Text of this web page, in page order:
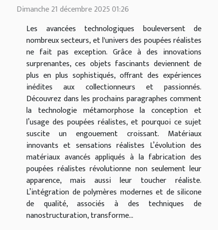
Dimanche 21 décembre 2025 01:26
Les avancées technologiques bouleversent de
nombreux secteurs, et l'univers des poupées réalistes
ne fait pas exception. Grâce à des innovations
surprenantes, ces objets fascinants deviennent de
plus en plus sophistiqués, offrant des expériences
inédites aux collectionneurs et passionnés.
Découvrez dans les prochains paragraphes comment
la technologie métamorphose la conception et
l’usage des poupées réalistes, et pourquoi ce sujet
suscite un engouement croissant. Matériaux
innovants et sensations réalistes L’évolution des
matériaux avancés appliqués à la fabrication des
poupées réalistes révolutionne non seulement leur
apparence, mais aussi leur toucher réaliste.
L’intégration de polymères modernes et de silicone
de qualité, associés à des techniques de
nanostructuration, transforme...